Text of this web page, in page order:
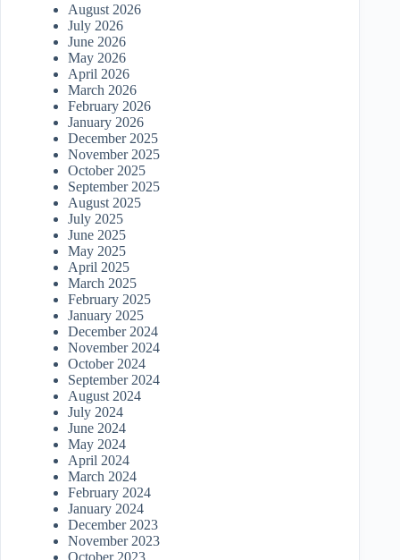
August 2026
July 2026
June 2026
May 2026
April 2026
March 2026
February 2026
January 2026
December 2025
November 2025
October 2025
September 2025
August 2025
July 2025
June 2025
May 2025
April 2025
March 2025
February 2025
January 2025
December 2024
November 2024
October 2024
September 2024
August 2024
July 2024
June 2024
May 2024
April 2024
March 2024
February 2024
January 2024
December 2023
November 2023
October 2023